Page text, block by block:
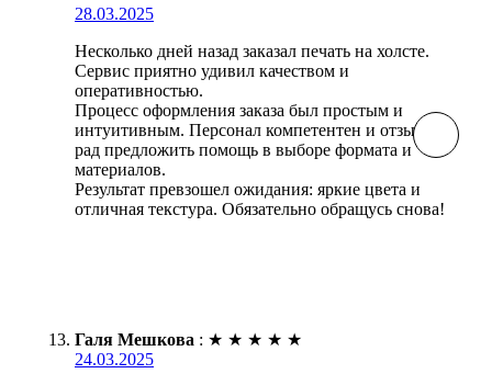
28.03.2025
Несколько дней назад заказал печать на холсте.
Сервис приятно удивил качеством и
оперативностью.
Процесс оформления заказа был простым и
интуитивным. Персонал компетентен и отзывчив,
рад предложить помощь в выборе формата и
материалов.
Результат превзошел ожидания: яркие цвета и
отличная текстура. Обязательно обращусь снова!
Галя Мешкова : ★ ★ ★ ★ ★
24.03.2025